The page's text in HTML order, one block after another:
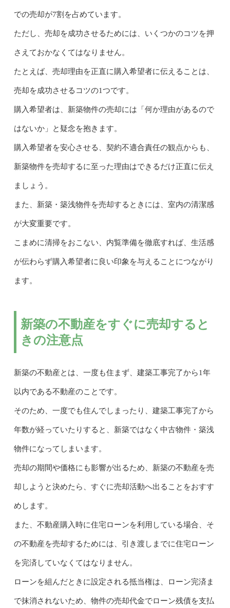
での売却が7割を占めています。
ただし、売却を成功させるためには、いくつかのコツを押
さえておかなくてはなりません。
たとえば、売却理由を正直に購入希望者に伝えることは、
売却を成功させるコツの1つです。
購入希望者は、新築物件の売却には「何か理由があるので
はないか」と疑念を抱きます。
購入希望者を安心させる、契約不適合責任の観点からも、
新築物件を売却するに至った理由はできるだけ正直に伝え
ましょう。
また、新築・築浅物件を売却するときには、室内の清潔感
が大変重要です。
こまめに清掃をおこない、内覧準備を徹底すれば、生活感
が伝わらず購入希望者に良い印象を与えることにつながり
ます。
新築の不動産をすぐに売却すると
きの注意点
新築の不動産とは、一度も住まず、建築工事完了から1年
以内である不動産のことです。
そのため、一度でも住んでしまったり、建築工事完了から
年数が経っていたりすると、新築ではなく中古物件・築浅
物件になってしまいます。
売却の期間や価格にも影響が出るため、新築の不動産を売
却しようと決めたら、すぐに売却活動へ出ることをおすす
めします。
また、不動産購入時に住宅ローンを利用している場合、そ
の不動産を売却するためには、引き渡しまでに住宅ローン
を完済していなくてはなりません。
ローンを組んだときに設定される抵当権は、ローン完済ま
で抹消されないため、物件の売却代金でローン残債を支払